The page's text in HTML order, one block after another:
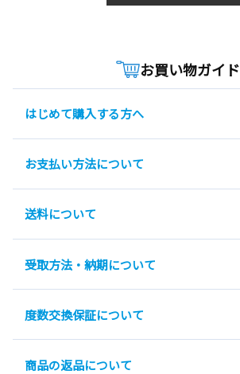
お買い物ガイド
はじめて購入する方へ
お支払い方法について
送料について
受取方法・納期について
度数交換保証について
商品の返品について